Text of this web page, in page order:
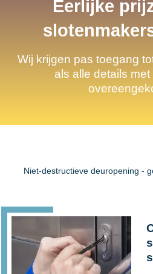
Eerlijke
Wij krijgen pas toegang
als alle details
Niet-destructieve deuropening -